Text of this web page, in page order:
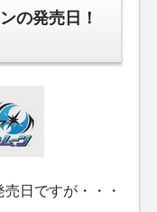
の発売日！
日ですが・・・